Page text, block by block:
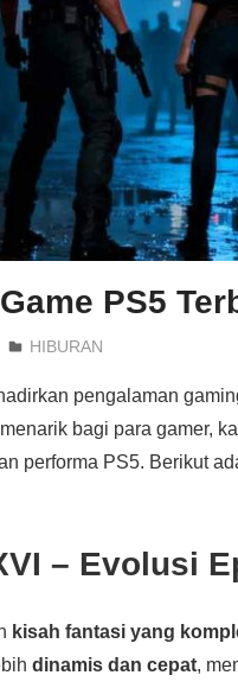
PS5
HIBURAN
pengalaman
bagi para gamer,
performa PS5. Berikut
– Evolusi
kisah fantasi yang
dinamis dan cepat,